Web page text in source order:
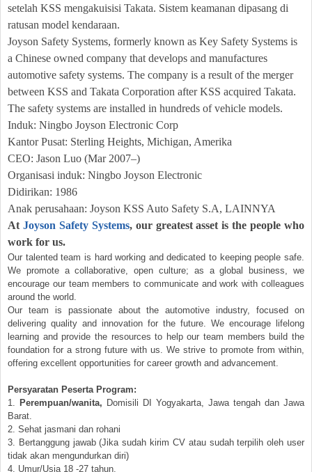
setelah KSS mengakuisisi Takata. Sistem keamanan dipasang di
ratusan model kendaraan.
Joyson Safety Systems, formerly known as Key Safety Systems is
a Chinese owned company that develops and manufactures
automotive safety systems. The company is a result of the merger
between KSS and Takata Corporation after KSS acquired Takata.
The safety systems are installed in hundreds of vehicle models.
Induk: Ningbo Joyson Electronic Corp
Kantor Pusat: Sterling Heights, Michigan, Amerika
CEO: Jason Luo (Mar 2007–)
Organisasi induk: Ningbo Joyson Electronic
Didirikan: 1986
Anak perusahaan: Joyson KSS Auto Safety S.A, LAINNYA
At Joyson Safety Systems, our greatest asset is the people who
work for us.
Our talented team is hard working and dedicated to keeping people safe.
We promote a collaborative, open culture; as a global business, we
encourage our team members to communicate and work with colleagues
around the world.
Our team is passionate about the automotive industry, focused on
delivering quality and innovation for the future. We encourage lifelong
learning and provide the resources to help our team members build the
foundation for a strong future with us. We strive to promote from within,
offering excellent opportunities for career growth and advancement.
Persyaratan Peserta Program:
1. Perempuan/wanita, Domisili DI Yogyakarta, Jawa tengah dan Jawa
Barat.
2. Sehat jasmani dan rohani
3. Bertanggung jawab (Jika sudah kirim CV atau sudah terpilih oleh user
tidak akan mengundurkan diri)
4. Umur/Usia 18 -27 tahun.